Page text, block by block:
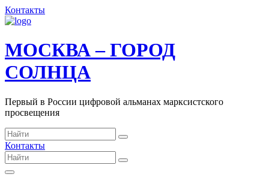
Контакты
МОСКВА – ГОРОД
СОЛНЦА
Первый в России цифровой альманах марксистского
просвещения
Контакты